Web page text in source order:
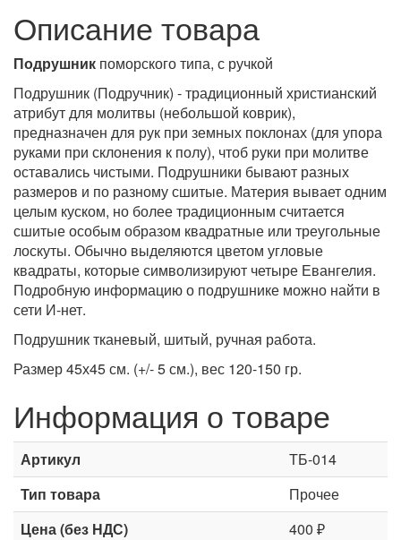
Описание товара
Подрушник поморского типа, с ручкой
Подрушник (Подручник) - традиционный христианский
атрибут для молитвы (небольшой коврик),
предназначен для рук при земных поклонах (для упора
руками при склонения к полу), чтоб руки при молитве
оставались чистыми. Подрушники бывают разных
размеров и по разному сшитые. Материя вывает одним
целым куском, но более традиционным считается
сшитые особым образом квадратные или треугольные
лоскуты. Обычно выделяются цветом угловые
квадраты, которые символизируют четыре Евангелия.
Подробную информацию о подрушнике можно найти в
сети И-нет.
Подрушник тканевый, шитый, ручная работа.
Размер 45х45 см. (+/- 5 см.), вес 120-150 гр.
Информация о товаре
Артикул
ТБ-014
Тип товара
Прочее
Цена (без НДС)
400 ₽